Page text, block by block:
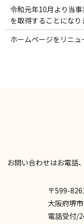
令和元年10月より当事
を取得することになり
ホームページをリニュ
お問い合わせはお電話
〒599-
大阪府堺
電話受付/